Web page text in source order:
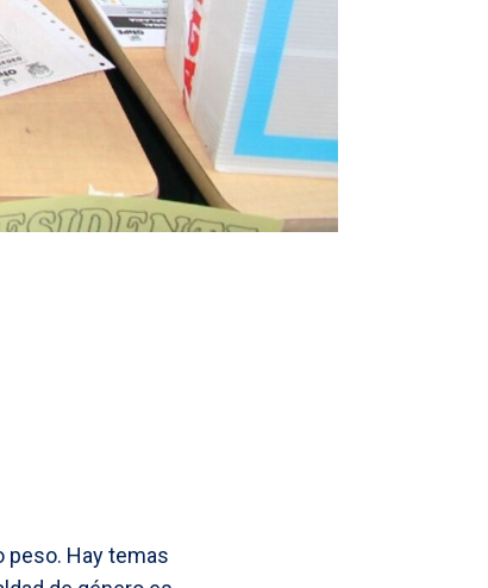
peso. Hay temas